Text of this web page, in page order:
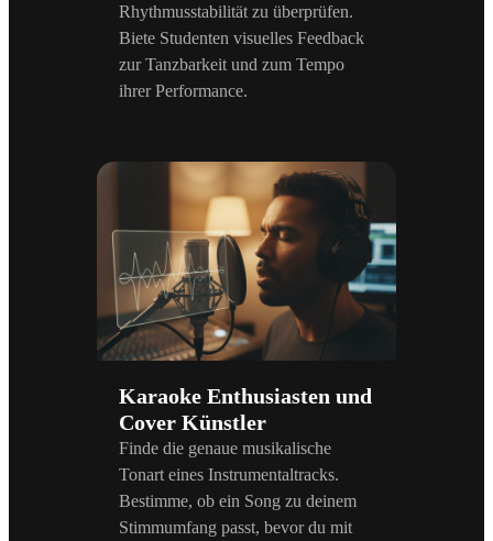
Rhythmusstabilität zu überprüfen.
Biete Studenten visuelles Feedback
zur Tanzbarkeit und zum Tempo
ihrer Performance.
Karaoke Enthusiasten und
Cover Künstler
Finde die genaue musikalische
Tonart eines Instrumentaltracks.
Bestimme, ob ein Song zu deinem
Stimmumfang passt, bevor du mit